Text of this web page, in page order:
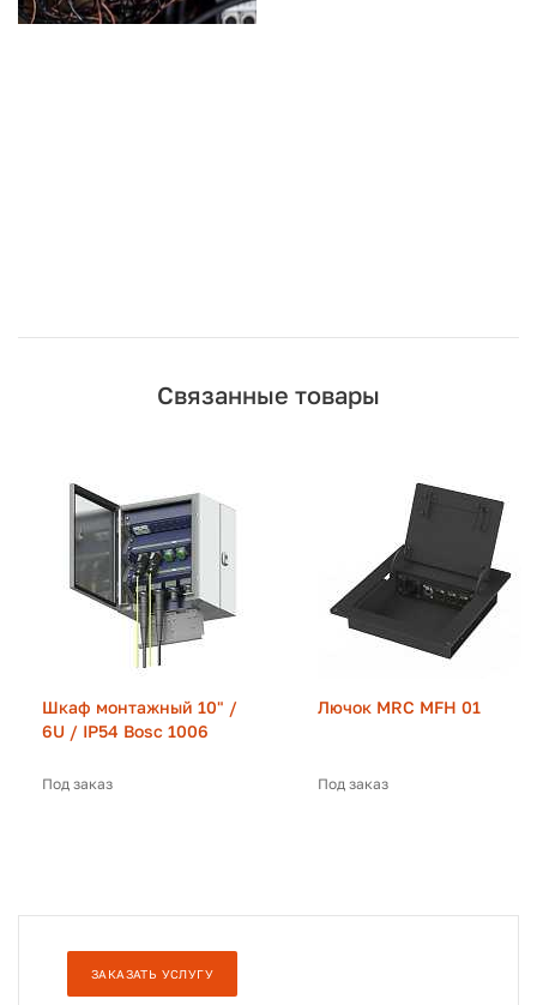
Связанные товары
Шкаф монтажный 10" /
6U / IP54 Bosc 1006
Под заказ
Лючок MRC MFH 01
Под заказ
ЗАКАЗАТЬ УСЛУГУ